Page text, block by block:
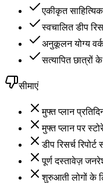
एकीकृत साहित्यिक
स्वचालित डीप
अनुकूलन योग्य
सत्यापित छात्रों
सीमाएं
मुफ्त प्लान
मुफ्त प्लान पर
डीप रिसर्च
पूर्ण दस्तावेज़
शुरुआती लोगों के